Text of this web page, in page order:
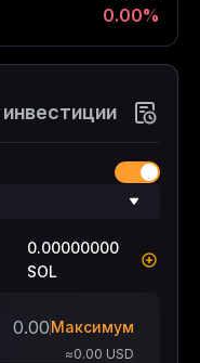
0.00%
0.00000000
SOL
Максимум
≈0.00 USD